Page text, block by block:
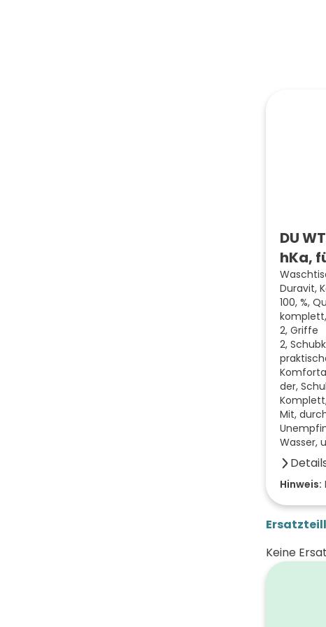
DU
hKa,
Duravit,
100, %,
2, Griffe
2,
der,
Mit,
Wasser,
Anzahl
Anzahl
Hinweis:
Keine